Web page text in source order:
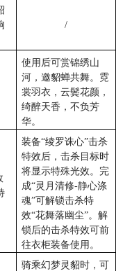
/
使用后可赏锦绣山
河，邀貂蝉共舞。霓
裳羽衣，云鬓花颜，
绮醉天香，不负芳
华。
装备“绫罗诛心”击杀
特效后，击杀目标时
将显示特殊光效。完
成“灵月清修-静心涤
魂”可解锁击杀特
效“花舞落幽尘”。解
锁后的击杀特效可前
往衣柜装备使用。
骑乘幻梦灵貂时，可